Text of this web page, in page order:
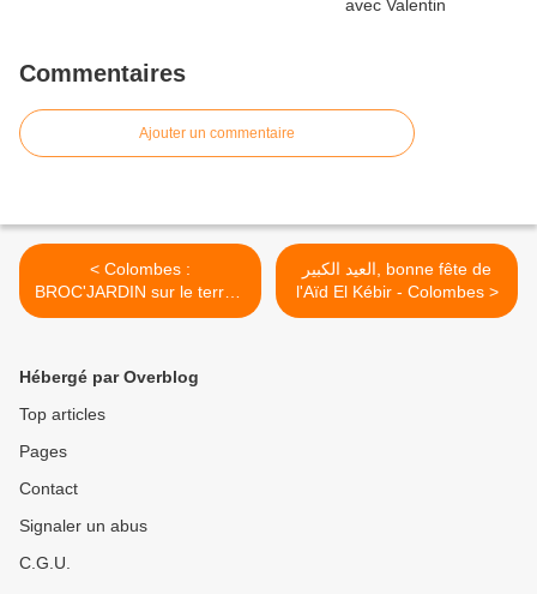
Commentaires
Ajouter un commentaire
< Colombes :
BROC'JARDIN sur le terrain
d'évolution école Léon
Inscription a compter du 5
العيد الكبير, bonne fête de
l'Aïd El Kébir - Colombes >
Hébergé par Overblog
Top articles
Pages
Contact
Signaler un abus
C.G.U.